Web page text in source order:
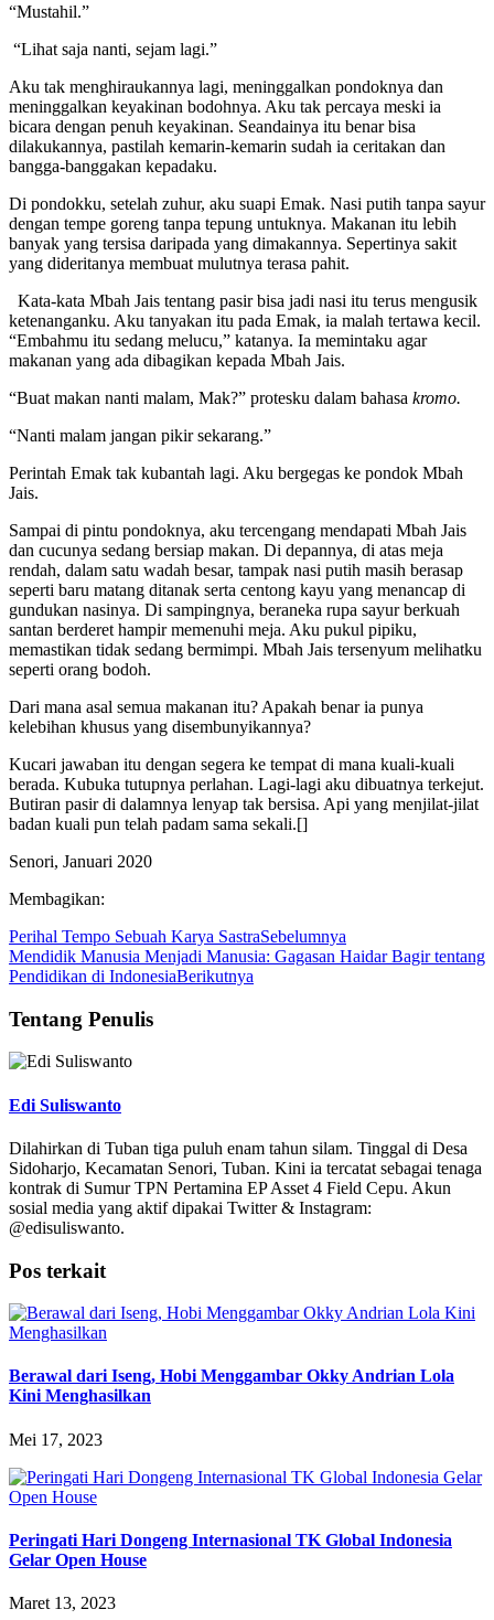
“Mustahil.”
“Lihat saja nanti, sejam lagi.”
Aku tak menghiraukannya lagi, meninggalkan pondoknya dan
meninggalkan keyakinan bodohnya. Aku tak percaya meski ia
bicara dengan penuh keyakinan. Seandainya itu benar bisa
dilakukannya, pastilah kemarin-kemarin sudah ia ceritakan dan
bangga-banggakan kepadaku.
Di pondokku, setelah zuhur, aku suapi Emak. Nasi putih tanpa sayur
dengan tempe goreng tanpa tepung untuknya. Makanan itu lebih
banyak yang tersisa daripada yang dimakannya. Sepertinya sakit
yang dideritanya membuat mulutnya terasa pahit.
Kata-kata Mbah Jais tentang pasir bisa jadi nasi itu terus mengusik
ketenanganku. Aku tanyakan itu pada Emak, ia malah tertawa kecil.
“Embahmu itu sedang melucu,” katanya. Ia memintaku agar
makanan yang ada dibagikan kepada Mbah Jais.
“Buat makan nanti malam, Mak?” protesku dalam bahasa kromo.
“Nanti malam jangan pikir sekarang.”
Perintah Emak tak kubantah lagi. Aku bergegas ke pondok Mbah
Jais.
Sampai di pintu pondoknya, aku tercengang mendapati Mbah Jais
dan cucunya sedang bersiap makan. Di depannya, di atas meja
rendah, dalam satu wadah besar, tampak nasi putih masih berasap
seperti baru matang ditanak serta centong kayu yang menancap di
gundukan nasinya. Di sampingnya, beraneka rupa sayur berkuah
santan berderet hampir memenuhi meja. Aku pukul pipiku,
memastikan tidak sedang bermimpi. Mbah Jais tersenyum melihatku
seperti orang bodoh.
Dari mana asal semua makanan itu? Apakah benar ia punya
kelebihan khusus yang disembunyikannya?
Kucari jawaban itu dengan segera ke tempat di mana kuali-kuali
berada. Kubuka tutupnya perlahan. Lagi-lagi aku dibuatnya terkejut.
Butiran pasir di dalamnya lenyap tak bersisa. Api yang menjilat-jilat
badan kuali pun telah padam sama sekali.[]
Senori, Januari 2020
Membagikan:
Perihal Tempo Sebuah Karya SastraSebelumnya
Mendidik Manusia Menjadi Manusia: Gagasan Haidar Bagir tentang
Pendidikan di IndonesiaBerikutnya
Tentang Penulis
Edi Suliswanto
Dilahirkan di Tuban tiga puluh enam tahun silam. Tinggal di Desa
Sidoharjo, Kecamatan Senori, Tuban. Kini ia tercatat sebagai tenaga
kontrak di Sumur TPN Pertamina EP Asset 4 Field Cepu. Akun
sosial media yang aktif dipakai Twitter & Instagram:
@edisuliswanto.
Pos terkait
Berawal dari Iseng, Hobi Menggambar Okky Andrian Lola
Kini Menghasilkan
Mei 17, 2023
Peringati Hari Dongeng Internasional TK Global Indonesia
Gelar Open House
Maret 13, 2023